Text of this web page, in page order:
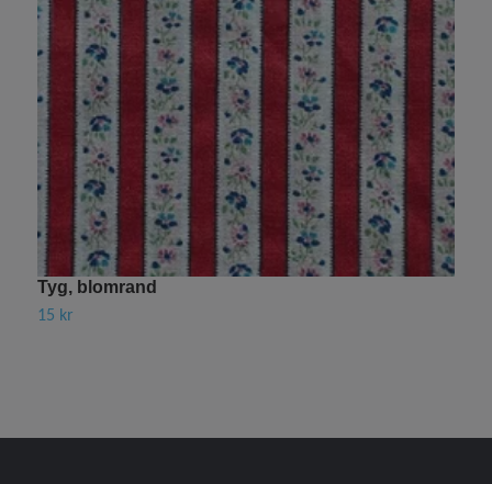
Tyg, blomrand
15 kr